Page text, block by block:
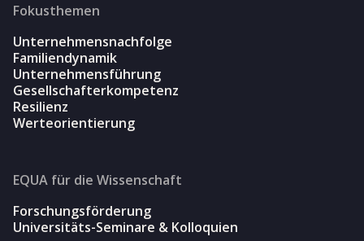
Fokusthemen
Unternehmensnachfolge
Familiendynamik
Unternehmensführung
Gesellschafterkompetenz
Resilienz
Werteorientierung
EQUA für die Wissenschaft
Forschungsförderung
Universitäts-Seminare & Kolloquien